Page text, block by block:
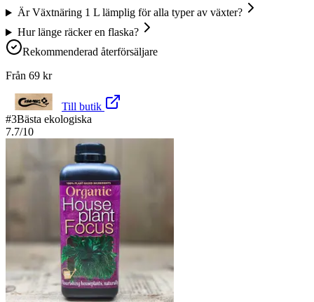
Är Växtnäring 1 L lämplig för alla typer av växter?
Hur länge räcker en flaska?
Rekommenderad återförsäljare
Från 69 kr
Till butik
#3Bästa ekologiska
7.7/10